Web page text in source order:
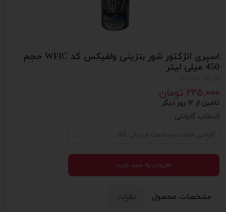
اسپری انژکتور شور بنزینی ولفیکس کد WFIC حجم
450 میلی لیتر
۲۲۵,۰۰۰ تومان
تامین از ۱۲ روز دیگر
انتخاب گارانتی
گارانتی اصالت و سلامت فیزیکی کالا
افزودن به سبد خرید
مشخصات محصول نظرات